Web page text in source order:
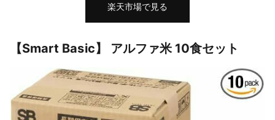
楽天市場で見る
【Smart Basic】 アルファ米 10食セット